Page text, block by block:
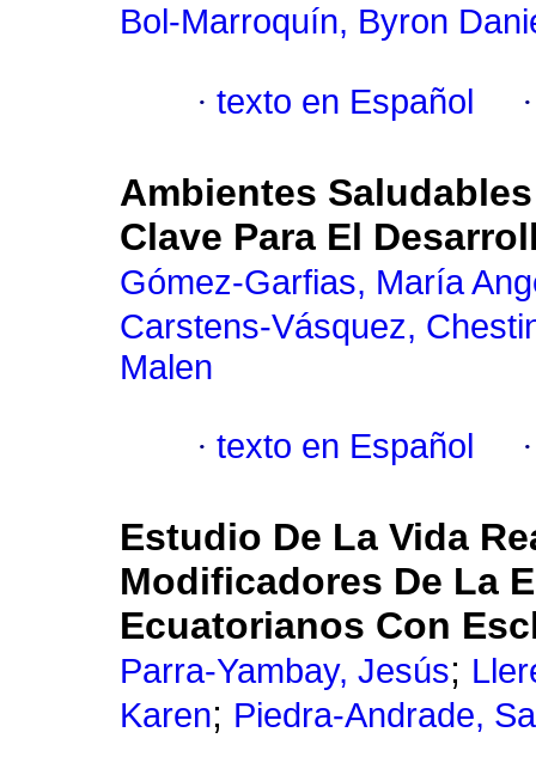
Bol-Marroquín, Byron
· texto en Español
Ambientes
Clave Para El
Gómez-Garfias, María
Carstens-Vásquez,
Malen
· texto en Español
Estudio De La Vida
Modificadores De La
Ecuatorianos Con
Parra-Yambay, Jesús;
Karen; Piedra-Andrade,